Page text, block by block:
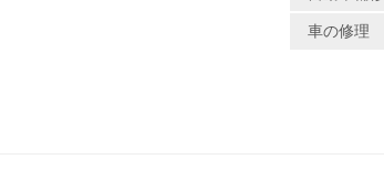
markets at
車の修理